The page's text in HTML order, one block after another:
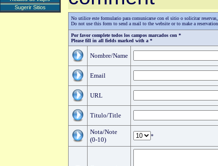
No utilice este formulario para comunicarse con el sitio o solicitar
Do not use this form to send a mail to the website or to make a
Por favor complete todos los campos marcados con *
Please fill in all fields marked with a *
Nombre/Name
Email
URL
Titulo/Title
Nota/Note
(0-10)
*
Sugerir Sitios